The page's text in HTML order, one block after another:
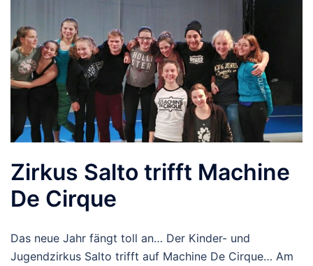
Zirkus Salto trifft Machine
De Cirque
Das neue Jahr fängt toll an… Der Kinder- und
Jugendzirkus Salto trifft auf Machine De Cirque… Am